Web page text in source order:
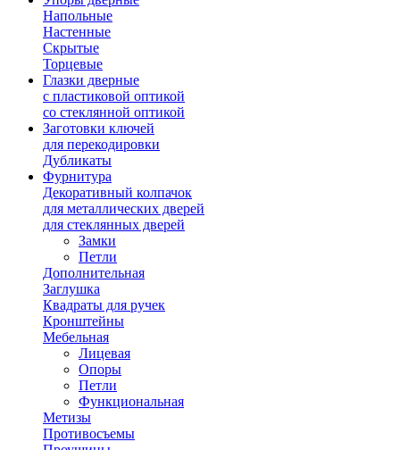
Напольные
Настенные
Скрытые
Торцевые
Глазки дверные
с пластиковой оптикой
со стеклянной оптикой
Заготовки ключей
для перекодировки
Дубликаты
Фурнитура
Декоративный колпачок
для металлических дверей
для стеклянных дверей
Замки
Петли
Дополнительная
Заглушка
Квадраты для ручек
Кронштейны
Мебельная
Лицевая
Опоры
Петли
Функциональная
Метизы
Противосъемы